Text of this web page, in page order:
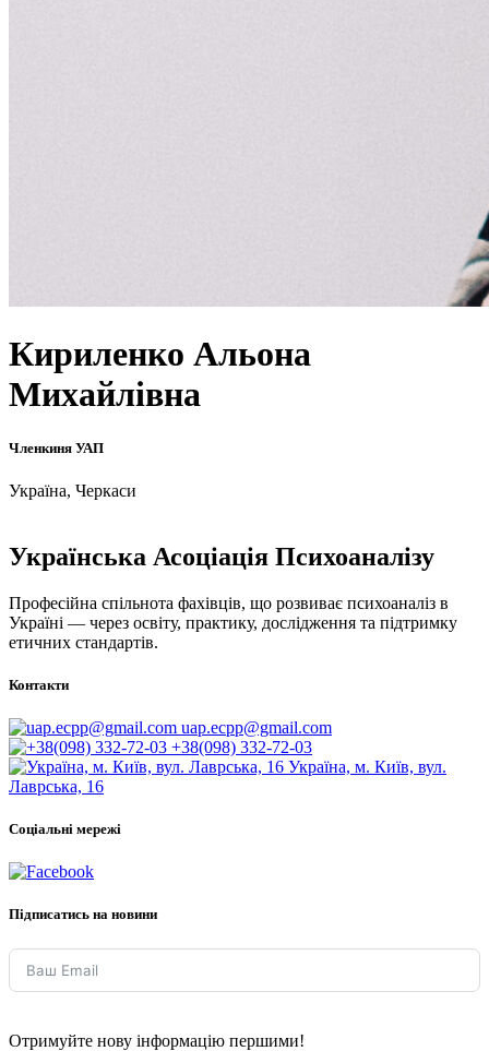
Кириленко Альона
Михайлівна
Членкиня УАП
Україна, Черкаси
Українська Асоціація Психоаналізу
Професійна спільнота фахівців, що розвиває психоаналіз в
Україні — через освіту, практику, дослідження та підтримку
етичних стандартів.
Контакти
uap.ecpp@gmail.com
+38(098) 332-72-03
Україна, м. Київ, вул.
Лаврська, 16
Соціальні мережі
Підписатись на новини
Отримуйте нову інформацію першими!